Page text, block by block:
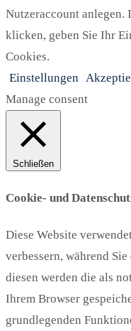
Nutzeraccount anlegen.
klicken, geben Sie Ihr
Cookies.
Einstellungen
Manage consent
Schließen
Cookie- und
Diese Website
verbessern, während
diesen werden die als
Ihrem Browser
grundlegenden